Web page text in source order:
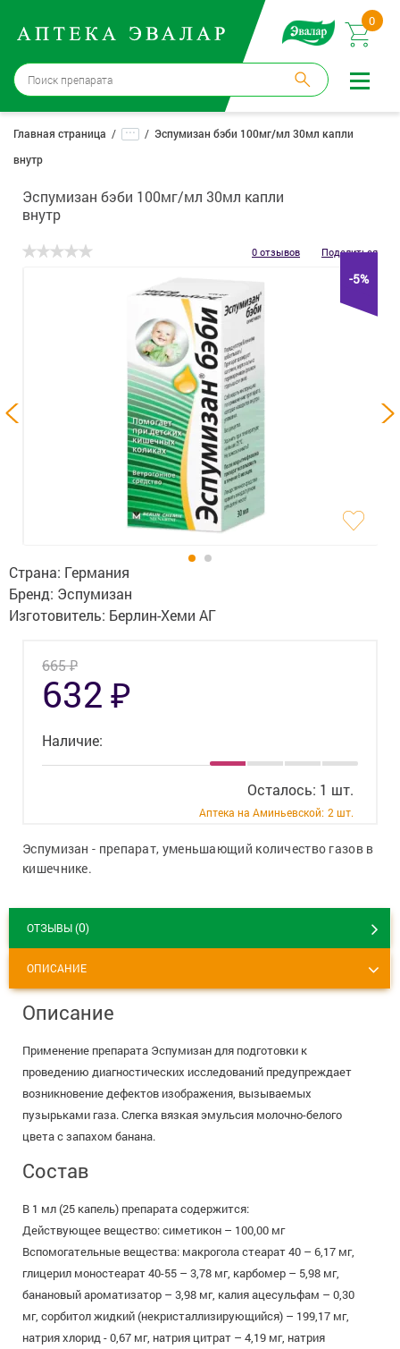
0
Москва→
12 аптек
Доставка и оплата
Способ получения:
не выбран,изменить
Гигиена
Изделия медицинского назначения
Планирование семьи
Оптика
Ортопедия
Уход за больными
Скидки и акции
Вакансии
Главная страница ...
Эспумизан бэби 100мг/мл 30мл капли
внутр
Эспумизан бэби 100мг/мл 30мл капли
внутр
0 отзывов Поделиться
-5%
Страна: Германия
Бренд: Эспумизан
Изготовитель: Берлин-Хеми АГ
665₽
632₽
Наличие:
Осталось: 1 шт.
Аптека на Аминьевской: 2 шт.
Эспумизан - препарат, уменьшающий количество газов в
кишечнике.
ОТЗЫВЫ (0)
ОПИСАНИЕ
Описание
Применение препарата Эспумизан для подготовки к
проведению диагностических исследований предупреждает
возникновение дефектов изображения, вызываемых
пузырьками газа. Cлегка вязкая эмульсия молочно-белого
цвета с запахом банана.
Состав
В 1 мл (25 капель) препарата содержится:
Действующее вещество: симетикон – 100,00 мг
Вспомогательные вещества: макрогола стеарат 40 – 6,17 мг,
глицерил моностеарат 40-55 – 3,78 мг, карбомер – 5,98 мг,
банановый ароматизатор – 3,98 мг, калия ацесульфам – 0,30
мг, сорбитол жидкий (некристаллизирующийся) – 199,17 мг,
натрия хлорид - 0,67 мг, натрия цитрат – 4,19 мг, натрия